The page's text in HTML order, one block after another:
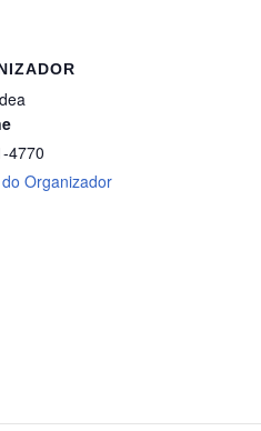
4770
Organizador